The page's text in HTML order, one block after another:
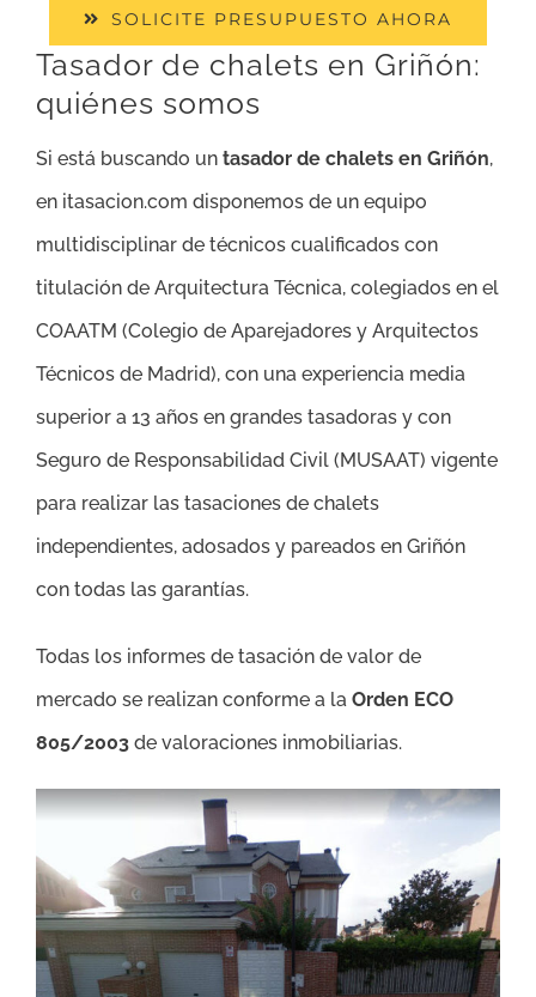
SOLICITE PRESUPUESTO AHORA
Tasador de chalets en Griñón:
quiénes somos
Si está buscando un tasador de chalets en Griñón,
en itasacion.com disponemos de un equipo
multidisciplinar de técnicos cualificados con
titulación de Arquitectura Técnica, colegiados en el
COAATM (Colegio de Aparejadores y Arquitectos
Técnicos de Madrid), con una experiencia media
superior a 13 años en grandes tasadoras y con
Seguro de Responsabilidad Civil (MUSAAT) vigente
para realizar las tasaciones de chalets
independientes, adosados y pareados en Griñón
con todas las garantías.
Todas los informes de tasación de valor de
mercado se realizan conforme a la Orden ECO
805/2003 de valoraciones inmobiliarias.